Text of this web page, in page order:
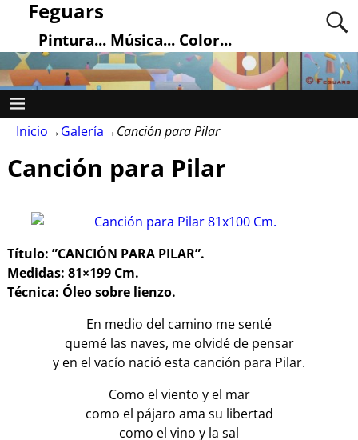
Feguars
Pintura... Música... Color...
Inicio→Galería→Canción para Pilar
Canción para Pilar
Título: ”CANCIÓN PARA PILAR”.
Medidas: 81×199 Cm.
Técnica: Óleo sobre lienzo.
En medio del camino me senté
quemé las naves, me olvidé de pensar
y en el vacío nació esta canción para Pilar.
Como el viento y el mar
como el pájaro ama su libertad
como el vino y la sal